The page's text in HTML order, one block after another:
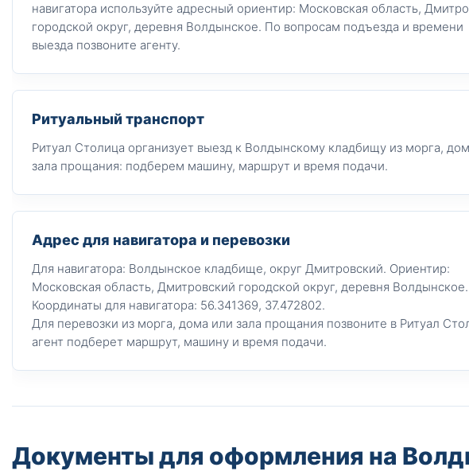
навигатора используйте адресный ориентир: Московская область,
городской округ, деревня Волдынское. По вопросам подъезда и времени
выезда позвоните агенту.
Ритуальный транспорт
Ритуал Столица организует выезд к Волдынскому кладбищу из морга,
зала прощания: подберем машину, маршрут и время подачи.
Адрес для навигатора и перевозки
Для навигатора: Волдынское кладбище, округ Дмитровский. Ориентир:
Московская область, Дмитровский городской округ, деревня Волдынское.
Координаты для навигатора: 56.341369, 37.472802.
Для перевозки из морга, дома или зала прощания позвоните в Ритуал
агент подберет маршрут, машину и время подачи.
Документы для оформления на